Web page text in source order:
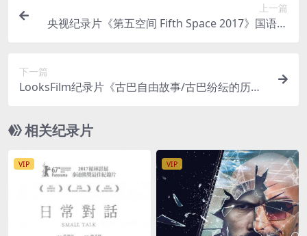
上一篇
央视纪录片《第五空间 Fifth Space 2017》国语中
下一篇
LooksFilm纪录片《古巴自由故事/古巴纷纭的历史
P/MP4/9.8GB
相关纪录片
VIP VIP